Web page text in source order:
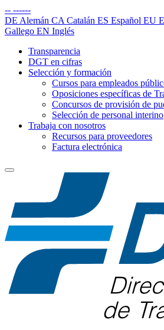
-- ------
DE Alemán CA Catalán ES Español EU
Gallego EN Inglés
Transparencia
DGT en cifras
Selección y formación
Cursos para empleados
Oposiciones específicas de
Concursos de provisión de
Selección de personal interino
Trabaja con nosotros
Recursos para proveedores
Factura electrónica